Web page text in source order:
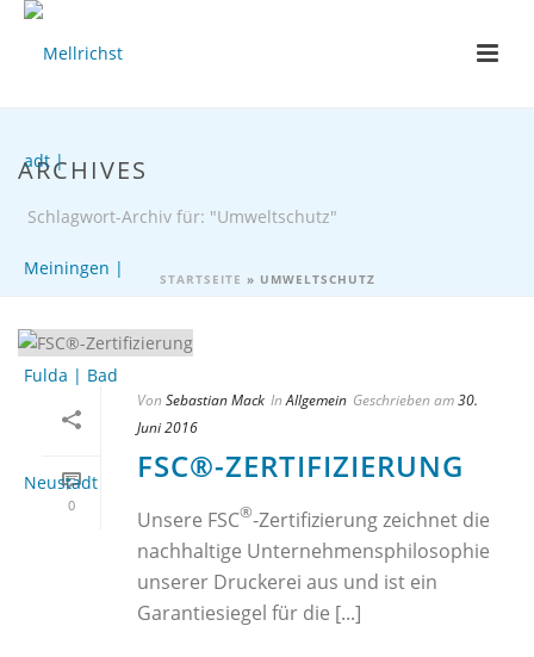
ARCHIVES
Schlagwort-Archiv für: "Umweltschutz"
STARTSEITE » UMWELTSCHUTZ
0
Von Sebastian Mack InAllgemein Geschrieben am30.
Juni 2016
FSC®-ZERTIFIZIERUNG
Unsere FSC®-Zertifizierung zeichnet die
nachhaltige Unternehmensphilosophie
unserer Druckerei aus und ist ein
Garantiesiegel für die [...]